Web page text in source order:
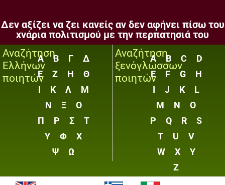
Δεν αξίζει να ζει κανείς αν δεν αφήνει πίσω του
χνάρια πολιτισμού με την περπατησιά του
Αναζήτηση
Ελλήνων
ποιητών
Α Β Γ
Δ
Ε
Ζ Η
Θ
Ι
Κ Λ
Μ
Ν
Ξ
Ο
Π
Ρ Σ
Τ
Υ
Φ
Χ
Ψ
Ω
Αναζήτηση
ξενόγλωσσων
ποιητών
A B C
D
E
F G
H
I
J K
L
M
N
O
P
Q R
S
T
U
V
W
X
Y
Z